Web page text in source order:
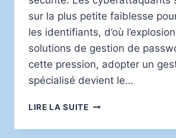
sur la plus petite faiblesse
les identifiants, d’où
solutions de gestion de
cette pression, adopter un
spécialisé devient le…
LIRE LA SUITESÉCURITÉ
MOTS